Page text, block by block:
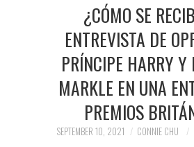
¿CÓMO SE
ENTREVISTA DE
PRÍNCIPE HARRY Y
MARKLE EN UNA
PREMIOS
SEPTEMBER 10, 2021 CONNIE CHU